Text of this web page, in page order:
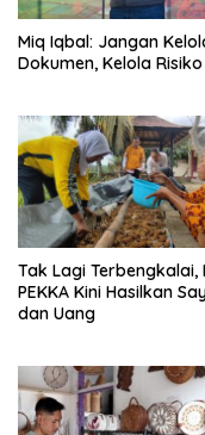
Miq Iqbal: Jangan
Dokumen, Kelola Risiko
Tak Lagi Terbengkalai,
PEKKA Kini Hasilkan
dan Uang